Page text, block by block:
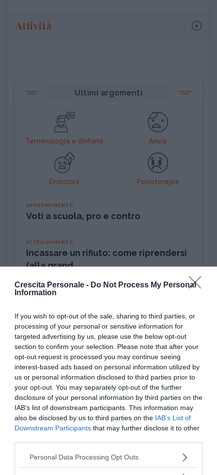
Crescita Personale - Do Not Process My Personal
Information
If you wish to opt-out of the sale, sharing to third parties, or
processing of your personal or sensitive information for
targeted advertising by us, please use the below opt-out
section to confirm your selection. Please note that after your
opt-out request is processed you may continue seeing
interest-based ads based on personal information utilized by
us or personal information disclosed to third parties prior to
your opt-out. You may separately opt-out of the further
disclosure of your personal information by third parties on the
IAB’s list of downstream participants. This information may
also be disclosed by us to third parties on the IAB’s List of
Downstream Participants that may further disclose it to other
Please note that this website/app uses one or more Google
Personal Data Processing Opt Outs
Attività
Ultimi argomenti
Terminologia e dintorni Ansia
Emozioni Psicoterapie
APPRENDIMENTO
Voti a scuola, pro e contro
ATTEGGIAMENTO
Incassare un rifiuto: come riprendersi
(alla grand...
PSICOLOGIA
rivelarsi util...
DISAGIO PSICOLOGICO
Ciclotimia, cos'è e come si cura
AMORE
Liberarsi dall'ossessione per una
persona
I nostri speciali